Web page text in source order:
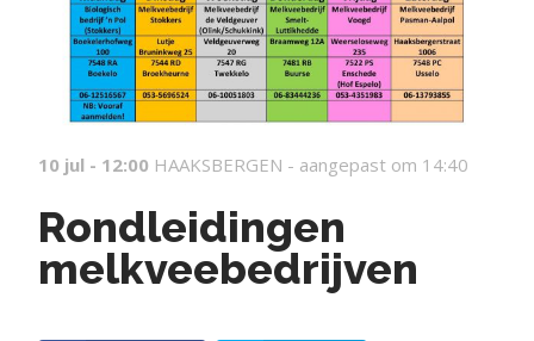
10 jul - 12:00 HAAKSBERGEN - aangepast om 14:40
Rondleidingen
melkveebedrijven